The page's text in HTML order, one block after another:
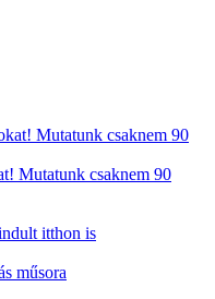
Mutatunk csaknem 90
itthon is
műsora